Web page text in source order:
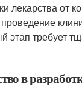
лекарства от
проведение
этап требует
в